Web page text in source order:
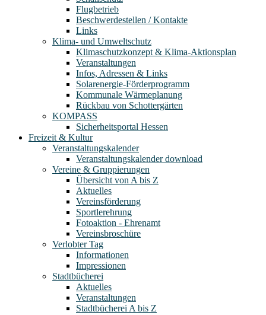
Flugbetrieb
Beschwerdestellen / Kontakte
Links
Klima- und Umweltschutz
Klimaschutzkonzept & Klima-Aktionsplan
Veranstaltungen
Infos, Adressen & Links
Solarenergie-Förderprogramm
Kommunale Wärmeplanung
Rückbau von Schottergärten
KOMPASS
Sicherheitsportal Hessen
Freizeit & Kultur
Veranstaltungskalender
Veranstaltungskalender download
Vereine & Gruppierungen
Übersicht von A bis Z
Aktuelles
Vereinsförderung
Sportlerehrung
Fotoaktion - Ehrenamt
Vereinsbroschüre
Verlobter Tag
Informationen
Impressionen
Stadtbücherei
Aktuelles
Veranstaltungen
Stadtbücherei A bis Z